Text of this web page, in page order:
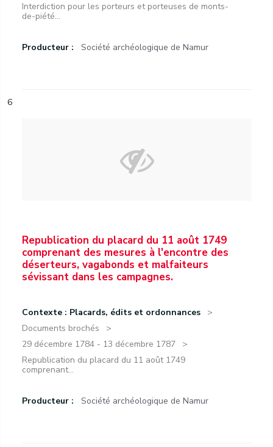
Interdiction pour les porteurs et porteuses de monts-
de-piété...
Producteur : Société archéologique de Namur
6
Republication du placard du 11 août 1749
comprenant des mesures à l'encontre des
déserteurs, vagabonds et malfaiteurs
sévissant dans les campagnes.
Contexte : Placards, édits et ordonnances
Documents brochés
29 décembre 1784 - 13 décembre 1787
Republication du placard du 11 août 1749
comprenant...
Producteur : Société archéologique de Namur